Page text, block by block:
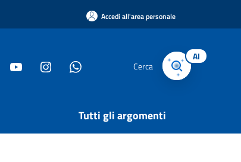
Accedi all'area personale
Cerca
AI
Tutti gli argomenti